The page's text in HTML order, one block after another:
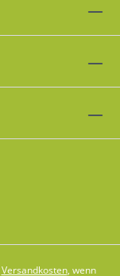
Versandkosten, wenn